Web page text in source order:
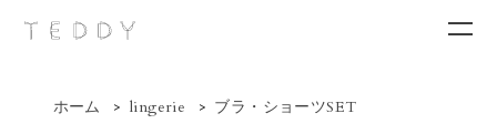
New arrivals
ホーム > lingerie > ブラ・ショーツSET